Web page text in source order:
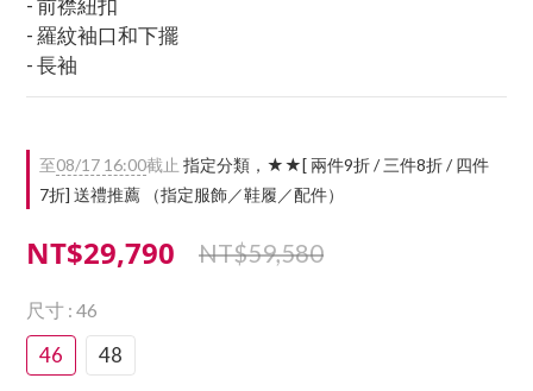
- 前襟紐扣
- 羅紋袖口和下擺
- 長袖
至08/17 16:00截止 指定分類，★★[ 兩件9折 / 三件8折 / 四件
7折] 送禮推薦 （指定服飾／鞋履／配件）
NT$29,790 NT$59,580
尺寸 : 46
46 48